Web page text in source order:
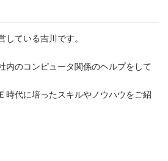
している吉川です。
内のコンピュータ関係のヘルプをして
時代に培ったスキルやノウハウをご紹